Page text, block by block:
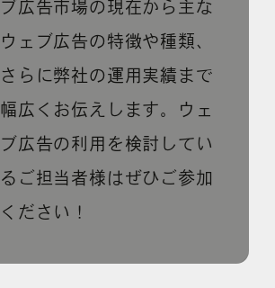
ブ広告市場の現在から主な
ウェブ広告の特徴や種類、
さらに弊社の運用実績まで
幅広くお伝えします。ウェ
ブ広告の利用を検討してい
るご担当者様はぜひご参加
ください！